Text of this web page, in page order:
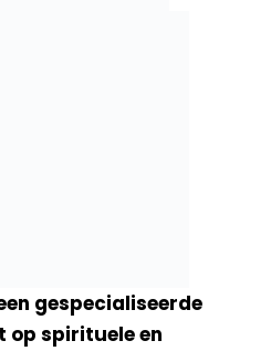
gespecialiseerde
op spirituele en